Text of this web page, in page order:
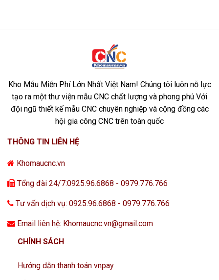
Kho Mẫu Miễn Phí Lớn Nhất Việt Nam! Chúng tôi luôn nỗ lực
tạo ra một thư viện mẫu CNC chất lượng và phong phú Với
đội ngũ thiết kế mẫu CNC chuyên nghiệp và cộng đồng các
hội gia công CNC trên toàn quốc
THÔNG TIN LIÊN HỆ
Khomaucnc.vn
Tổng đài 24/7:0925.96.6868 - 0979.776.766
Tư vấn dịch vụ: 0925.96.6868 - 0979.776.766
Email liên hệ: Khomaucnc.vn@gmail.com
CHÍNH SÁCH
Hướng dẫn thanh toán vnpay